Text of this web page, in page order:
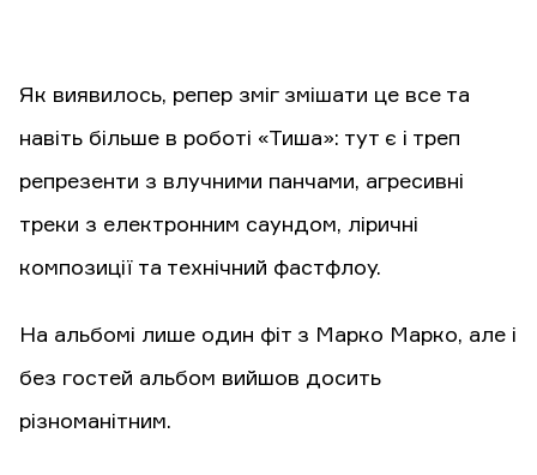
Як виявилось, репер зміг змішати це все та
навіть більше в роботі «Тиша»: тут є і треп
репрезенти з влучними панчами, агресивні
треки з електронним саундом, ліричні
композиції та технічний фастфлоу.
На альбомі лише один фіт з Марко Марко, але і
без гостей альбом вийшов досить
різноманітним.